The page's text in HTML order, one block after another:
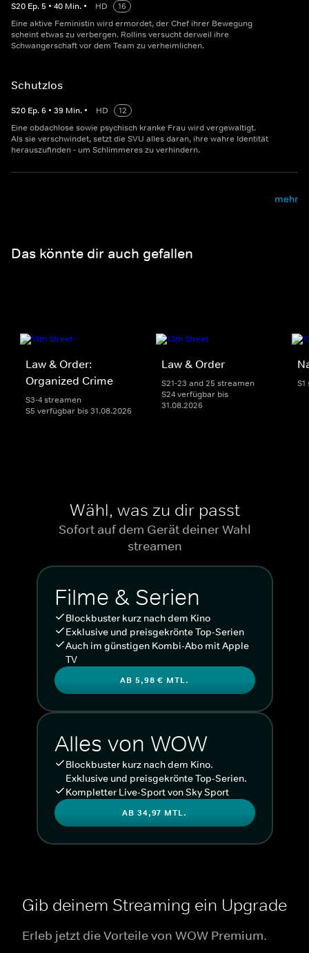
S20 Ep.5 • 40 Min. • HD
16
Eine aktive Feministin wird ermordet, der Chef ihrer Bewegung
scheint etwas zu verbergen. Rollins versucht derweil ihre
Schwangerschaft vor dem Team zu verheimlichen.
Schutzlos
S20 Ep.6 • 39 Min. • HD
12
Eine obdachlose sowie psychisch kranke Frau wird vergewaltigt.
Als sie verschwindet, setzt die SVU alles daran, ihre wahre Identität
herauszufinden - um Schlimmeres zu verhindern.
mehr
Das könnte dir auch gefallen
Law & Order:
Organized Crime
S3-4 streamen
S5 verfügbar bis 31.08.2026
Law & Order
S21-23 and 25 streamen
S24 verfügbar bis
31.08.2026
Wähl, was zu dir passt
Sofort auf dem Gerät deiner Wahl
streamen
Filme & Serien
Blockbuster kurz nach dem Kino
Exklusive und preisgekrönte Top-Serien
Auch im günstigen Kombi-Abo mit Apple
TV
AB 5,98 € MTL.
Alles von WOW
Blockbuster kurz nach dem Kino.
Exklusive und preisgekrönte Top-Serien.
Kompletter Live-Sport von Sky Sport
AB 34,97 MTL.
Gib deinem Streaming ein Upgrade
Erleb jetzt die Vorteile von WOW Premium.